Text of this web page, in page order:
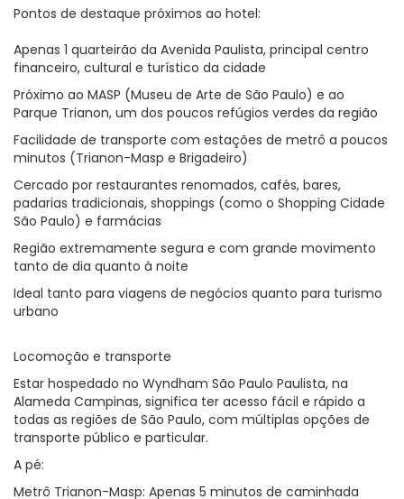
Pontos de destaque próximos ao hotel:
Apenas 1 quarteirão da Avenida Paulista, principal centro
financeiro, cultural e turístico da cidade
Próximo ao MASP (Museu de Arte de São Paulo) e ao
Parque Trianon, um dos poucos refúgios verdes da região
Facilidade de transporte com estações de metrô a poucos
minutos (Trianon-Masp e Brigadeiro)
Cercado por restaurantes renomados, cafés, bares,
padarias tradicionais, shoppings (como o Shopping Cidade
São Paulo) e farmácias
Região extremamente segura e com grande movimento
tanto de dia quanto à noite
Ideal tanto para viagens de negócios quanto para turismo
urbano
Locomoção e transporte
Estar hospedado no Wyndham São Paulo Paulista, na
Alameda Campinas, significa ter acesso fácil e rápido a
todas as regiões de São Paulo, com múltiplas opções de
transporte público e particular.
A pé:
Metrô Trianon-Masp: Apenas 5 minutos de caminhada